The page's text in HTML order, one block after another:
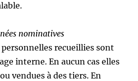
nominatives
recueillies sont
interne. En aucun cas elles
vendues à des tiers. En